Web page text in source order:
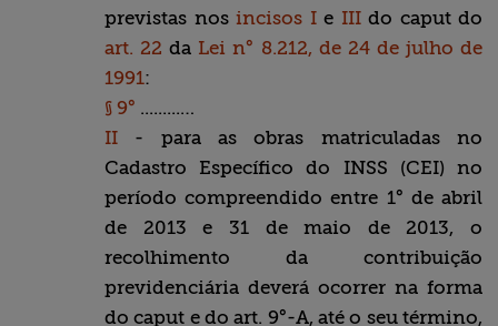
previstas nos incisos Ie IIIdo caput do
art. 22 da Lei n° 8.212, de 24 de julho de
1991:
§ 9° .........…
II - para as obras matriculadas no
Cadastro Específico do INSS (CEI) no
período compreendido entre 1° de abril
de 2013 e 31 de maio de 2013, o
recolhimento da contribuição
previdenciária deverá ocorrer na forma
do caput e do art. 9°-A, até o seu término,